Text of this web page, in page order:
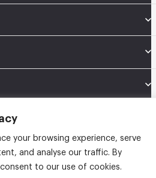
your browsing experience, serve
and analyse our traffic. By
to our use of cookies.
ช ชั้น 12 เลขที่ 148 ถนนเสรีไทย แขวงคลองจั่น